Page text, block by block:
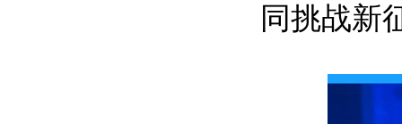
同挑战新